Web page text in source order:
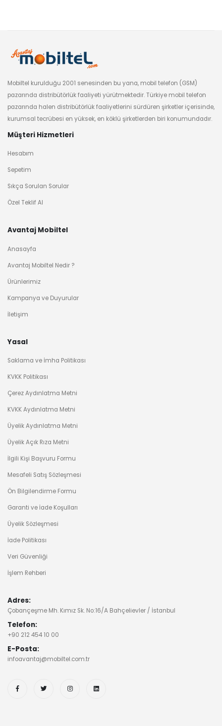
Mobiltel kurulduğu 2001 senesinden bu yana, mobil telefon (GSM)
pazarında distribütörlük faaliyeti yürütmektedir. Türkiye mobil telefon
pazarında halen distribütörlük faaliyetlerini sürdüren şirketler içerisinde,
kurumsal tecrübesi en yüksek, en köklü şirketlerden biri konumundadır.
Müşteri Hizmetleri
Hesabım
Sepetim
Sıkça Sorulan Sorular
Özel Teklif Al
Avantaj Mobiltel
Anasayfa
Avantaj Mobiltel Nedir ?
Ürünlerimiz
Kampanya ve Duyurular
İletişim
Yasal
Saklama ve İmha Politikası
KVKK Politikası
Çerez Aydınlatma Metni
KVKK Aydınlatma Metni
Üyelik Aydınlatma Metni
Üyelik Açık Rıza Metni
İlgili Kişi Başvuru Formu
Mesafeli Satış Sözleşmesi
Ön Bilgilendirme Formu
Garanti ve İade Koşulları
Üyelik Sözleşmesi
İade Politikası
Veri Güvenliği
İşlem Rehberi
Adres:
Çobançeşme Mh. Kımız Sk. No:16/A Bahçelievler / İstanbul
Telefon:
+90 212 454 10 00
E-Posta:
infoavantaj@mobiltel.com.tr